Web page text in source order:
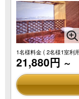
1名様料金( 2名様1室利
21,880円 ～